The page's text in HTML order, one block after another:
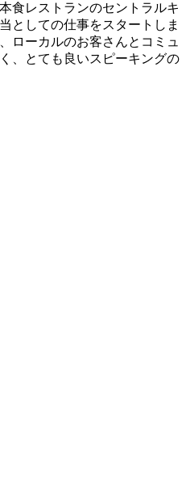
食レストランのセントラルキ
としての仕事をスタートしま
ローカルのお客さんとコミュ
、とても良いスピーキングの